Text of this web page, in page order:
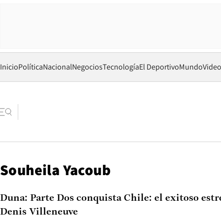
InicioPolíticaNacionalNegociosTecnologíaEl DeportivoMundo
Souheila Yacoub
Duna: Parte Dos conquista Chile: el exitoso
Denis Villeneuve